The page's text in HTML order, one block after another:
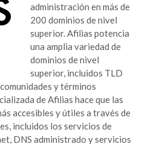
administración en más de
200 dominios de nivel
superior. Afilias potencia
una amplia variedad de
dominios de nivel
superior, incluidos TLD
y términos
de Afilias hace que las
accesibles y útiles a través de
incluidos los servicios de
DNS administrado y servicios